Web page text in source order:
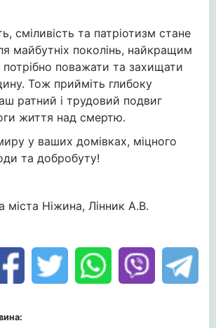
сміливість та патріотизм стане
майбутніх поколінь, найкращим
поважати та захищати
Тож прийміть глибоку
ратний і трудовий подвиг
життя над смертю.
у ваших домівках, міцного
та добробуту!
міста Ніжина, Лінник А.В.